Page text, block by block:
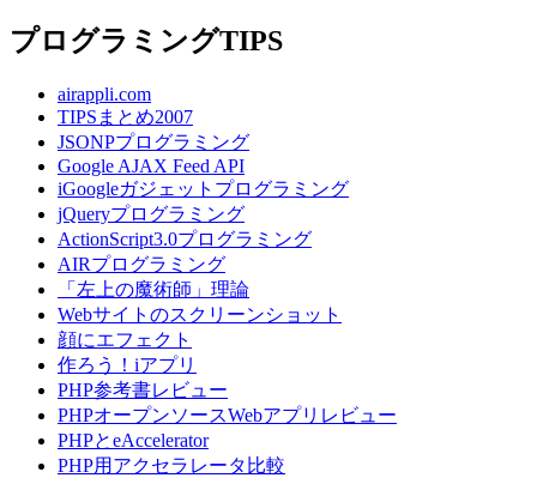
プログラミングTIPS
airappli.com
TIPSまとめ2007
JSONPプログラミング
Google AJAX Feed API
iGoogleガジェットプログラミング
jQueryプログラミング
ActionScript3.0プログラミング
AIRプログラミング
「左上の魔術師」理論
Webサイトのスクリーンショット
顔にエフェクト
作ろう！iアプリ
PHP参考書レビュー
PHPオープンソースWebアプリレビュー
PHPとeAccelerator
PHP用アクセラレータ比較